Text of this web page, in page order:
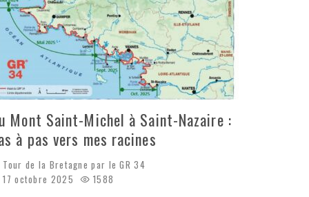
Mont Saint-Michel à Saint-Nazaire :
à pas vers mes racines
Tour de la Bretagne par le GR 34
17 octobre 2025
1588